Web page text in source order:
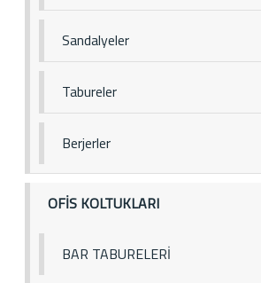
Sandalyeler
Tabureler
Berjerler
OFİS KOLTUKLARI
BAR TABURELERİ